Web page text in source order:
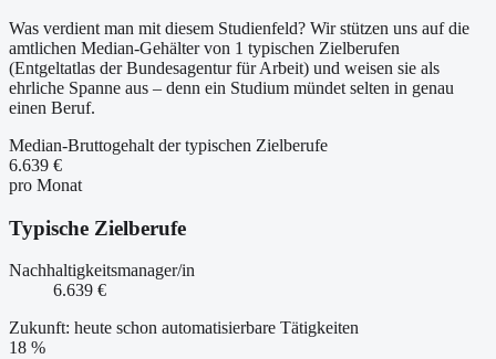
Was verdient man mit diesem Studienfeld? Wir stützen uns auf die
amtlichen Median-Gehälter von 1 typischen Zielberufen
(Entgeltatlas der Bundesagentur für Arbeit) und weisen sie als
ehrliche Spanne aus – denn ein Studium mündet selten in genau
einen Beruf.
Median-Bruttogehalt der typischen Zielberufe
6.639 €
pro Monat
Typische Zielberufe
Nachhaltigkeitsmanager/in
6.639 €
Zukunft: heute schon automatisierbare Tätigkeiten
18 %